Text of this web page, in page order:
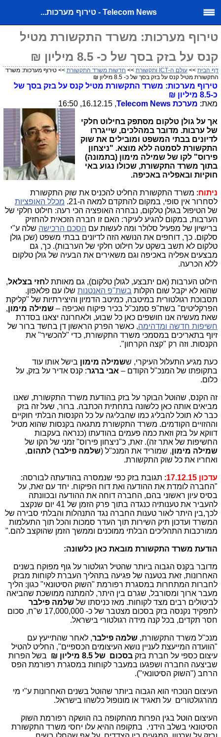
Telecom News - טירוף מערכות...
טירוף מערכות: משרד התקשורת מטיל
קנס על בזק בסך של כ- 8.5 מיליון ₪
דף הבית >> עולם ה-ICT ותקשורת >> חדשות משרד התקשורת >> טירוף מערכות: משרד
התקשורת מטיל קנס על בזק בסך של כ- 8.5 מיליון ₪
טירוף מערכות: משרד התקשורת מטיל קנס על בזק בסך של
כ-8.5 מיליון ₪
מאת: מערכת Telecom News
, 16.12.15, 16:50
אך על גולן טלקום מסתפק בחילוט חלקי
של ערבות. מדובר במהלכים, שייגררו
לדיונים בבתי המשפט ומובילים את שוק
התקשורת לסמטה ללא מוצא. "ניצחון
פירוס" לקו של שמילה מימון (בתמונה)
בתוך משרד התקשורת, שכולו נגוע באי
חוקיות ובאפליה באכיפה.
ניתוח: משרד התקשורת החליט להכניס את שוק התקשורת
לסחרור אין סופי, במקום להתקדם למאה ה-21.
מכלל האופציות
של הטיפול בגולן טלקום, נבחרה האופציה הכי רעה: חילוט חלקי של
הערבות, במקום להגיע לעיקר: האם זו חברה הזכאית להחזיק
ברישיון של מפעיל סלולר ומה לעשות עם הסכם הרכישה שלה ע"י
סלקום. כך, דוחפים את הנושא הזה לדיונים בבתי משפט (שכן גולן
טלקום לא תשב בשקט על חילוט חלקי של הערבות). כך, גם
מבצעים אפליה באכיפה וגם משאירים את הבעיה של גולן טלקום
ללא הכרעה.
חילוט הערבות (אם יתבצע, לגולן טלקום), גם מאותת לחזי בצלאל,
שהוא לא יקבל שום הקלות בשת"פ האנטנות שלו עם פלאפון.
תסבוכת רגולטורית במיטבה, כמיטב הדמיון והיצירתיות של "קליקת
הפרקליטים" בשת"פ סמנכ"ל בכיר פיקוח ואכיפה – שמילה מימון,
שאת מעשיה אנו חושפים כאן כל שבוע, ולאחרונה יצאנו בסדרת
חשיפות חדשה ומדהימה, כאשר הפרק הראשון דן בחשד ברור של
זיוף בתאריכים במסמכי משרד התקשורת, כדי "להכשיר" את
הקנסות. וזה רק "קצה הקרחון".
כעת מגיע התעלול העיקרי, ששמילה מימון בישל אותו עוד
בתקופתו של המנכ"ל הקודם – אבי ברגר: קנס אדיר על בזק, על
כלום.
זה הקנס, שהוטל הבוקר על בזק בהודעת משרד התקשורת, שאנו
מביאים אותה כאן כלשונה בתחתית הכתבה. ברור, שעל זה בזק
כבר לא תוכל להבליג כמו שהבליגה על כל הקנסות הבלתי חוקיים
וההזויים הקודמים. משרד התקשורת מתגאה בקנסות שהוא מטיל
דווקא על בזק וזאת כמה פעמים בהודעתו (כנראה בעקבות
החשיפות של אתר זה). זאת, כ"ניצחון פירוס" זמני של הקו של
שמילה מימון, שמוריד את המנכ"ל (שלמה פילבר) לתהום,
ואחריו את כל שוק התקשורת.
עדכון 17.12.15
: תגובת בזק כפי שנמסרה בהודעתה לבורסה:
"החברה ‏לומדת‏ את‏ ההודעה ‏ואת‏ דוח‏ הפיקוח.‏ יחד‏ עם ‏זאת, ‏על‏
בסיס‏ עיון‏ ראשוני‏ בהם,‏ החברה‏ דוחה‏ את‏ ההודעה ‏ובכוונתה
‏להעביר ‏את ‏טענותיה ‏כנגדה ‏בתוך ‏פרק ‏הזמן ‏של ‏41 יום ‏שנקצב‏
לכך,‏בין ‏היתר ‏לאור‏ טענות‏ החברה ‏נגד‏ התנהלות ו‏הבלתי ‏סבירה‏ של
‏המשרד ‏ועדכון‏ תיק ‏השירות‏ תוך ‏העדר‏ סמכות ‏והכל ‏תוך התעלמות‏
ממורכבות ‏התהליכים‏ הבלתי‏ ממוכנים ‏וממשך ‏הזמן ‏שהוקצב ‏להם.‏"
הודעת משרד התקשורת מובאת כאן כלשונה:
מדובר בקנס הגבוה ביותר שהטיל רגולטור על גוף מפוקח בשנים
האחרונות, זאת בטענה של פגיעה בתהליך העברת לקוחות מבזק
לחברות המתחרות במסגרת רפורמת "השוק הסיטונאי" כגון: הליך
מעבר ארוך ומסורבל, שגרם בין היתר, להמתנה ממושכת שהביאה
לביטולים רבים מצד לקוחות. מאז כניסתו של שלמה פילבר
לתפקיד נקנסה בזק בסכום מצטבר של כ- 17,000,000 ש"ח, סכום
חסר תקדים, בכל קנה מידה רגולטורי בישראל.
מנכ"ל משרד התקשורת, שלמה פילבר, לאחר שהתייעץ עם
"הוועדה המייעצת לעניין נושא העיצומים הכספיים", החליט להטיל
עיצום כספי על חברת בזק בסכום של 8.5 מיליון ₪
בשל הפרות
שביצעה החברה ושפגעו במעבר לקוחות במסגרת רפורמת הפס
הרחב ("השוק הסיטונאי").
העיצום הנוכחי הוא הגבוה ביותר שהוטל בשנים האחרונות ע"י מי
מהרגולטורים על תאגיד או מונופול כלשהו בישראל.
העיצום הוטל בגין הפרות מהתקופה בה הושקה רפורמת השוק
הסיטונאי בשלב הידני. בתקופה ההיא עלו יחסי משרד התקשורת